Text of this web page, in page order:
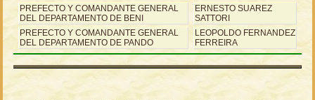
PREFECTO Y COMANDANTE GENERAL
DEL DEPARTAMENTO DE BENI
ERNESTO SUAREZ
SATTORI
PREFECTO Y COMANDANTE GENERAL
DEL DEPARTAMENTO DE PANDO
LEOPOLDO FERNANDEZ
FERREIRA